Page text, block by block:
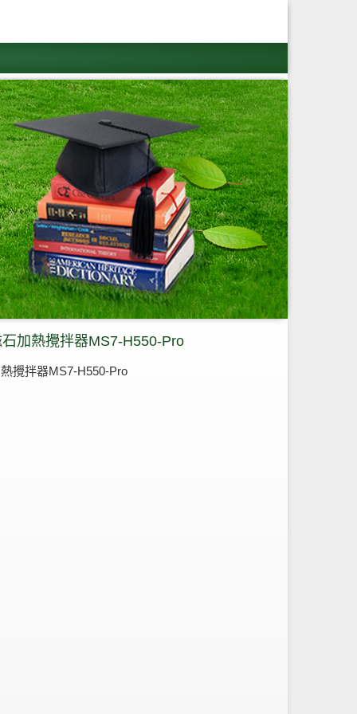
加熱攪拌器MS7-H550-Pro
攪拌器MS7-H550-Pro